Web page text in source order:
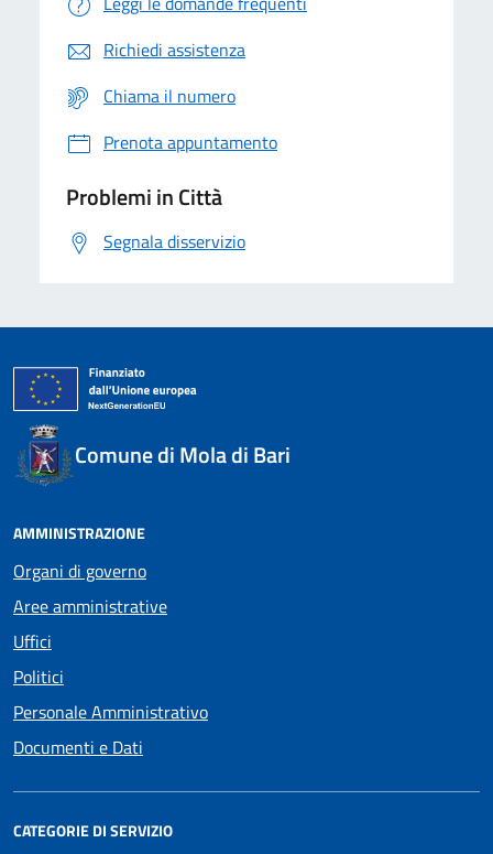
Richiedi assistenza
Chiama il numero
Prenota appuntamento
Problemi in Città
Segnala disservizio
Comune di Mola di Bari
AMMINISTRAZIONE
Organi di governo
Aree amministrative
Uffici
Politici
Personale Amministrativo
Documenti e Dati
CATEGORIE DI SERVIZIO